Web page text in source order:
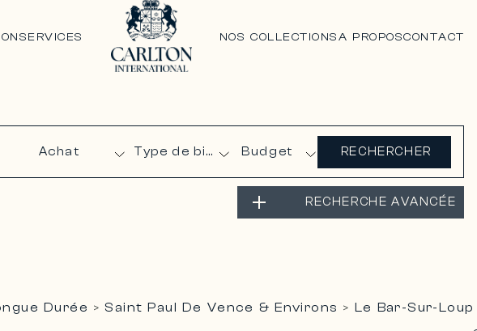
SERVICES NOS COLLECTIONSA PROPOSCONTACT
Budget RECHERCHER
RECHERCHE AVANCÉE
Durée > Saint Paul De Vence & Environs > Le Bar-Sur-Loup